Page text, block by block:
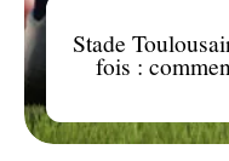
Stade
fois :